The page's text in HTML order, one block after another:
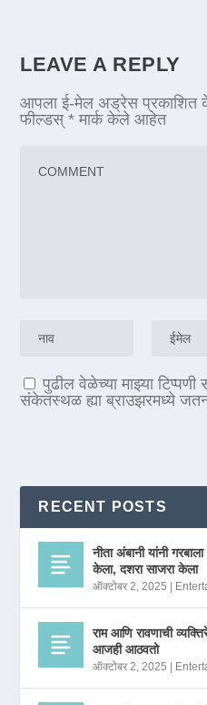
LEAVE A REPLY
आपला ई-मेल अड्रेस प्रकाशित
फील्डस्* मार्क केले आहेत
पुढील वेळेच्या माझ्या
संकेतस्थळ ह्या ब्राउझरमध्ये
RECENT POSTS
नीता अंबानी यांनी
केला, दशरा साजरा केला
ऑक्टोबर 2, 2025
राम आणि रावणाची
आजही आठवतो
ऑक्टोबर 2, 2025